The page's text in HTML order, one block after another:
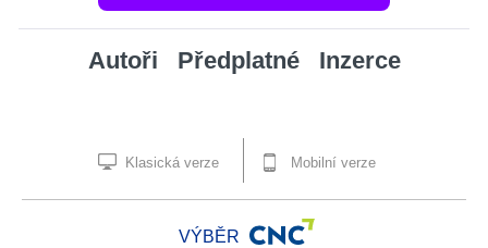
Autoři Předplatné Inzerce
Klasická verze Mobilní verze
VÝBĚR